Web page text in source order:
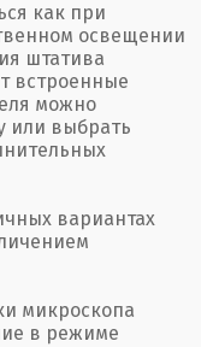
как при
освещении
штатива
встроенные
можно
или выбрать
вариантах
микроскопа
в режиме